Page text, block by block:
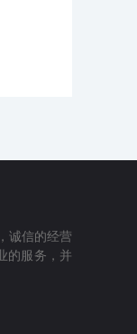
诚信的经营
的服务，并